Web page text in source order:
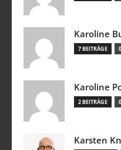
Karoline
7 BEITRÄGE
Karoline
2 BEITRÄGE
Karsten